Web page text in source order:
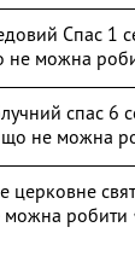
Спас 1
не можна
спас 6
що не можна
церковне
можна робити